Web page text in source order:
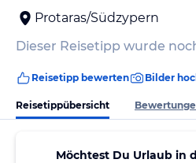
Protaras/Südzypern
Dieser Reisetipp wurde
Reisetipp bewerten Bilder
Reisetippübersicht
Möchtest Du Urlaub in